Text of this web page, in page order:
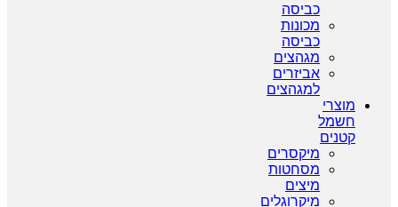
כביסה
מכונות
כביסה
מגהצים
אביזרים
למגהצים
מוצרי
חשמל
קטנים
מיקסרים
מסחטות
מיצים
מיקרוגלים